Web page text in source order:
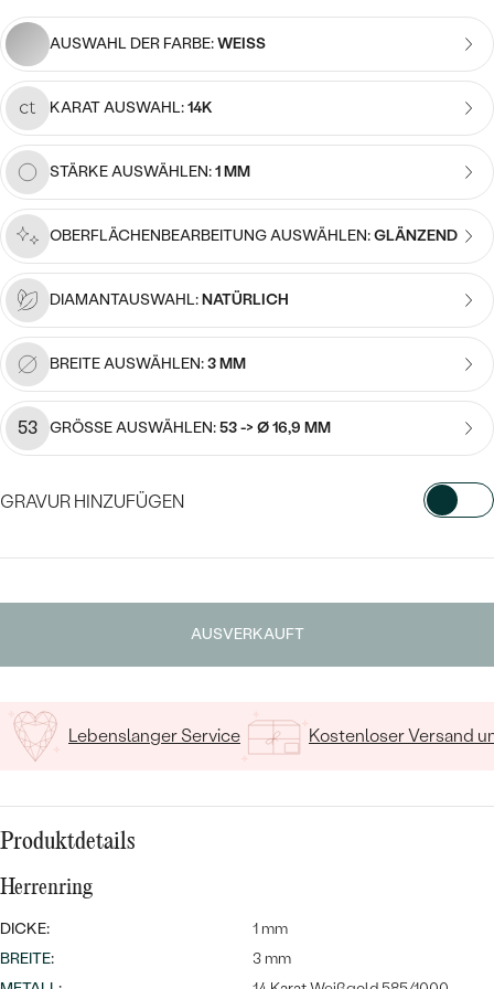
Wave Kollektion
NACH DER FARBE
NACH DER FORM
MASSGEFERTIGTER
DIAMANTEN
Bestseller
ANSEHEN
Ohrrinnge
ANSEHEN
Personalisierte
Halsketten
ANSEHEN
Meistverkaufte
Ringe
ANSEHEN
AUSWAHL DER FARBE:WEISS
KARAT AUSWAHL:14K
STÄRKE AUSWÄHLEN:1 MM
OBERFLÄCHENBEARBEITUNG AUSWÄHLEN:GLÄNZEND
DIAMANTAUSWAHL:NATÜRLICH
BREITE AUSWÄHLEN:3 MM
53 GRÖSSE AUSWÄHLEN:53 -> Ø 16,9 MM
GRAVUR HINZUFÜGEN
AUSVERKAUFT
Lebenslanger Service Kostenloser Versand
Produktdetails
Herrenring
DICKE:
1 mm
BREITE:
3 mm